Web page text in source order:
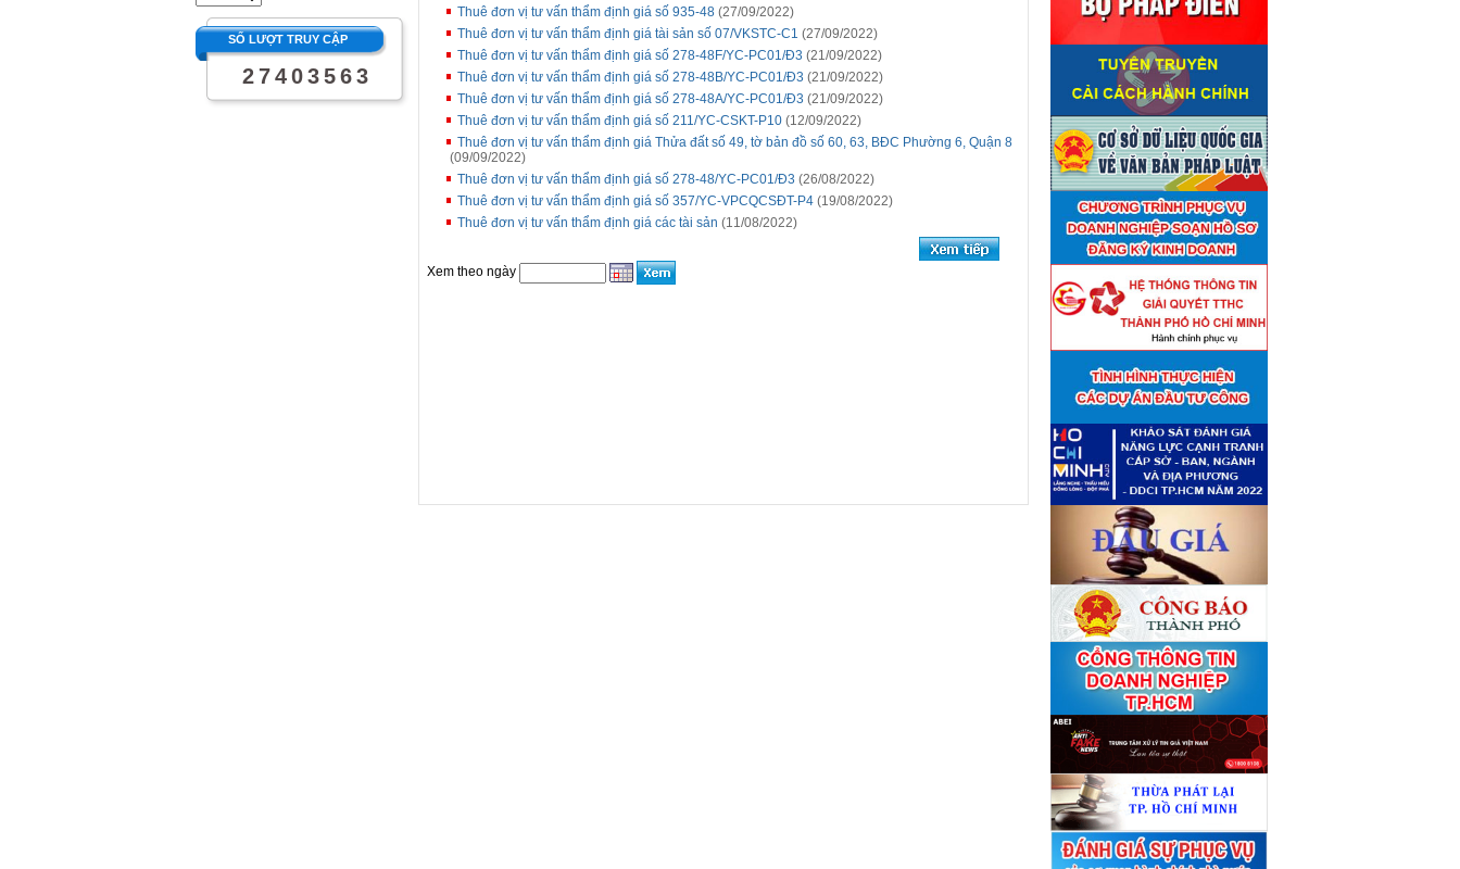
SỐ LƯỢT TRUY CẬP
2 7 4 0 3 5 6 3
Thuê đơn vị tư vấn thẩm định giá số 935-48 (27/09/2022)
Thuê đơn vị tư vấn thẩm định giá tài sản số 07/VKSTC-C1 (27/09/2022)
Thuê đơn vị tư vấn thẩm định giá số 278-48F/YC-PC01/Đ3 (21/09/2022)
Thuê đơn vị tư vấn thẩm định giá số 278-48B/YC-PC01/Đ3 (21/09/2022)
Thuê đơn vị tư vấn thẩm định giá số 278-48A/YC-PC01/Đ3 (21/09/2022)
Thuê đơn vị tư vấn thẩm định giá số 211/YC-CSKT-P10 (12/09/2022)
Thuê đơn vị tư vấn thẩm định giá Thửa đất số 49, tờ bản đồ số 60, 63, BĐC Phường 6, Quận 8
(09/09/2022)
Thuê đơn vị tư vấn thẩm định giá số 278-48/YC-PC01/Đ3 (26/08/2022)
Thuê đơn vị tư vấn thẩm định giá số 357/YC-VPCQCSĐT-P4 (19/08/2022)
Thuê đơn vị tư vấn thẩm định giá các tài sản (11/08/2022)
Xem theo ngày
Thuê đơn vị tư vấn thẩm định
giá tài sản theo 09 Yêu cầu
định giá tài sản (04/08)
■ Quyết định số 4489/QĐ-
UBND ngày 21 tháng 7 năm
2026 của Ủy ban nhân dân
Thành phố về việc công bố
danh mục thủ tục hành chính
bị bãi bỏ lĩnh vực Công nghệ
thông tin thuộc phạm vi chức
năng quản lý của Sở Tài
chính (27/07)
Quyết định số 4477/QĐ-
UBND ngày 20 tháng 7 năm
2026 của Ủy ban nhân dân
Thành phố về việc công bố
danh mục thủ tục hành chính
nội bộ mới ban hành lĩnh vực
Công nghệ thông tin thuộc
phạm vi chức năng quản lý
của Sở Tài chính (27/07)
■ Thuê đơn vị tư vấn thẩm định
giá số C45701 (lần 2)
(27/07)
Thuê đơn vị tư vấn thẩm định
giá số 38965 (27/07)